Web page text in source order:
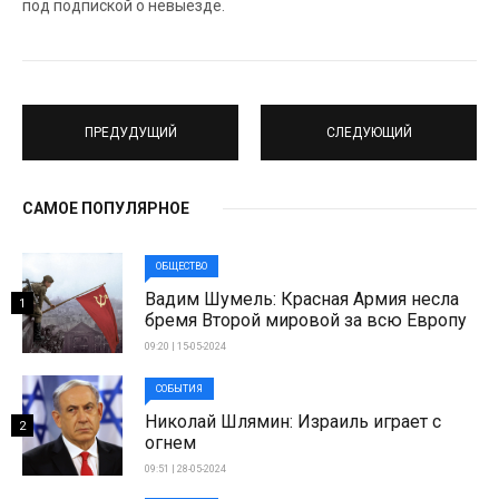
под подпиской о невыезде.
ПРЕДУДУЩИЙ СЛЕДУЮЩИЙ
САМОЕ ПОПУЛЯРНОЕ
ОБЩЕСТВО
Вадим Шумель: Красная Армия несла
бремя Второй мировой за всю Европу
09:20 | 15-05-2024
1
СОБЫТИЯ
Николай Шлямин: Израиль играет с
огнем
09:51 | 28-05-2024
2